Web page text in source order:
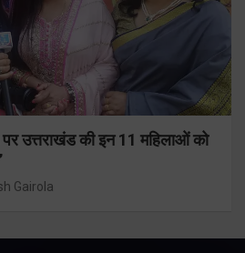
पर उत्तराखंड की इन 11 महिलाओं को
Gairola